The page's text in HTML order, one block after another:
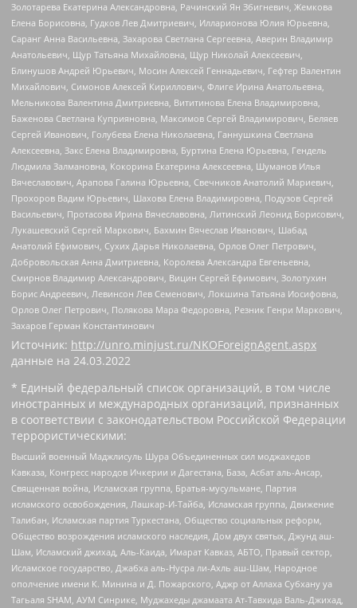
Золотарева Екатерина Александровна, Рачинский Ян Збигневич, Жемкова
Елена Борисовна, Гудков Лев Дмитриевич, Илларионова Юлия Юрьевна,
Саранг Анна Васильевна, Захарова Светлана Сергеевна, Аверин Владимир
Анатольевич, Щур Татьяна Михайловна, Щур Николай Алексеевич,
Блинушов Андрей Юрьевич, Мосин Алексей Геннадьевич, Гефтер Валентин
Михайлович, Симонов Алексей Кириллович, Флиге Ирина Анатольевна,
Мельникова Валентина Дмитриевна, Вититинова Елена Владимировна,
Баженова Светлана Куприяновна, Максимов Сергей Владимирович, Беляев
Сергей Иванович, Голубева Елена Николаевна, Ганнушкина Светлана
Алексеевна, Закс Елена Владимировна, Буртина Елена Юрьевна, Гендель
Людмила Залмановна, Кокорина Екатерина Алексеевна, Шуманов Илья
Вячеславович, Арапова Галина Юрьевна, Свечников Анатолий Мариевич,
Прохоров Вадим Юрьевич, Шахова Елена Владимировна, Подузов Сергей
Васильевич, Протасова Ирина Вячеславовна, Литинский Леонид Борисович,
Лукашевский Сергей Маркович, Бахмин Вячеслав Иванович, Шабад
Анатолий Ефимович, Сухих Дарья Николаевна, Орлов Олег Петрович,
Добровольская Анна Дмитриевна, Королева Александра Евгеньевна,
Смирнов Владимир Александрович, Вицин Сергей Ефимович, Золотухин
Борис Андреевич, Левинсон Лев Семенович, Локшина Татьяна Иосифовна,
Орлов Олег Петрович, Полякова Мара Федоровна, Резник Генри Маркович,
Захаров Герман Константинович
Источник: http://unro.minjust.ru/NKOForeignAgent.aspx
данные на 24.03.2022
* Единый федеральный список организаций, в том числе
иностранных и международных организаций, признанных
в соответствии с законодательством Российской Федерации
террористическими:
Высший военный Маджлисуль Шура Объединенных сил моджахедов
Кавказа, Конгресс народов Ичкерии и Дагестана, База, Асбат аль-Ансар,
Священная война, Исламская группа, Братья-мусульмане, Партия
исламского освобождения, Лашкар-И-Тайба, Исламская группа, Движение
Талибан, Исламская партия Туркестана, Общество социальных реформ,
Общество возрождения исламского наследия, Дом двух святых, Джунд аш-
Шам, Исламский джихад, Аль-Каида, Имарат Кавказ, АБТО, Правый сектор,
Исламское государство, Джабха аль-Нусра ли-Ахль аш-Шам, Народное
ополчение имени К. Минина и Д. Пожарского, Аджр от Аллаха Субхану уа
Тагьаля SHAM, АУМ Синрике, Муджахеды джамаата Ат-Тавхида Валь-Джихад,